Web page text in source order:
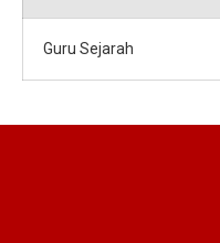
Guru Sejarah